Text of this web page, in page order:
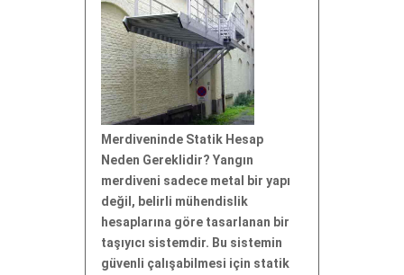
Merdiveninde Statik Hesap
Neden Gereklidir? Yangın
merdiveni sadece metal bir yapı
değil, belirli mühendislik
hesaplarına göre tasarlanan bir
taşıyıcı sistemdir. Bu sistemin
güvenli çalışabilmesi için statik